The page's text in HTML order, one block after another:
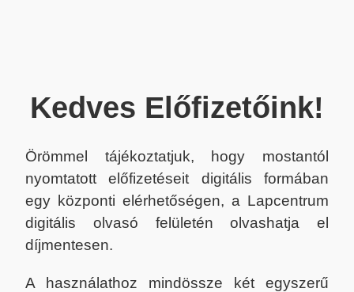
Kedves Előfizetőink!
Örömmel tájékoztatjuk, hogy mostantól
nyomtatott előfizetéseit digitális formában
egy központi elérhetőségen, a Lapcentrum
digitális olvasó felületén olvashatja el
díjmentesen.
A használathoz mindössze két egyszerű